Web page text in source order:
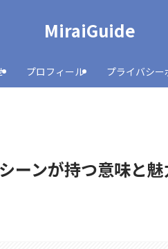
MiraiGuide
プロフィール プライバシー
ーンが持つ意味と